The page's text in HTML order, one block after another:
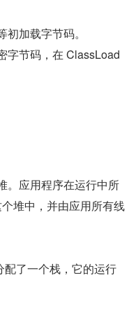
加载字节码。
字节码，在 ClassLoad
。应用程序在运行中所
堆中，并由应用所有线
了一个栈，它的运行